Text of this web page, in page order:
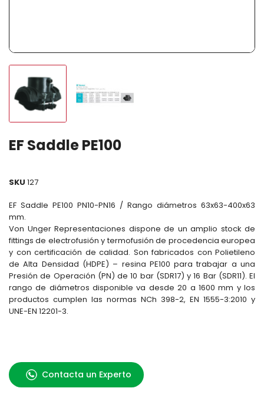
EF Saddle PE100
SKU 127
EF Saddle PE100 PN10-PN16 / Rango diámetros 63x63-400x63
mm.
Von Unger Representaciones dispone de un amplio stock de
fittings de electrofusión y termofusión de procedencia europea
y con certificación de calidad. Son fabricados con Polietileno
de Alta Densidad (HDPE) – resina PE100 para trabajar a una
Presión de Operación (PN) de 10 bar (SDR17) y 16 Bar (SDR11). El
rango de diámetros disponible va desde 20 a 1600 mm y los
productos cumplen las normas NCh 398-2, EN 1555-3:2010 y
UNE-EN 12201-3.
Contacta un Experto